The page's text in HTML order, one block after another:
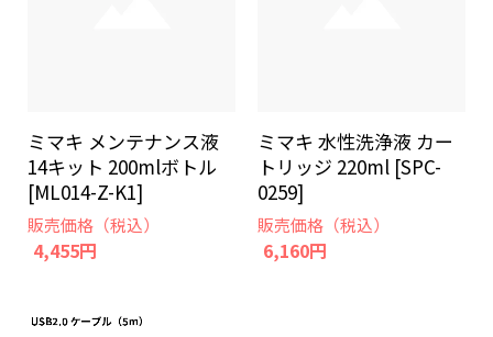
ミマキ メンテナンス液
14キット 200mlボトル
[ML014-Z-K1]
販売価格（税込）
4,455円
ミマキ 水性洗浄液 カー
トリッジ 220ml [SPC-
0259]
販売価格（税込）
6,160円